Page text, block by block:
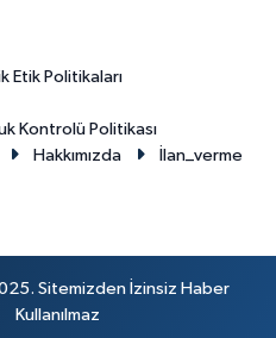
Etik Politikaları
Kontrolü Politikası
Hakkımızda
İlan_verme
Sitemizden İzinsiz Haber
Kullanılmaz